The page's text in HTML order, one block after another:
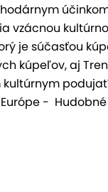
vzácnou
je súčasťou
kúpeľov, aj
-